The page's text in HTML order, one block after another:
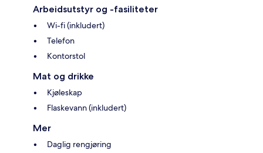
Arbeidsutstyr og -fasiliteter
Wi-fi (inkludert)
Telefon
Kontorstol
Mat og drikke
Kjøleskap
Flaskevann (inkludert)
Mer
Daglig rengjøring